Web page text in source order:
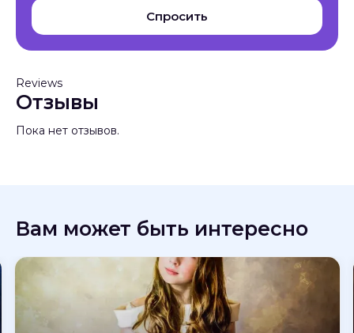
Спросить
Reviews
Отзывы
Пока нет отзывов.
Вам может быть интересно